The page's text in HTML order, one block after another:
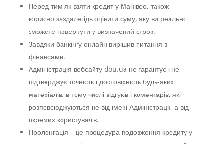
Перед тим як взяти кредит у Манівео, також
корисно заздалегідь оцінити суму, яку ви реально
зможете повернути у визначений строк.
Завдяки банкінгу онлайн вирішив питання з
фінансами.
Адміністрація вебсайту dou.ua не гарантує і не
підтверджує точність і достовірність будь-яких
матеріалів, в тому числі відгуків і коментарів, які
розповсюджуються не від імені Адміністрації, а від
окремих користувачів.
Пролонгація – це процедура подовження кредиту у